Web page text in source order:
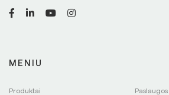
MENIU
Produktai Paslaugos